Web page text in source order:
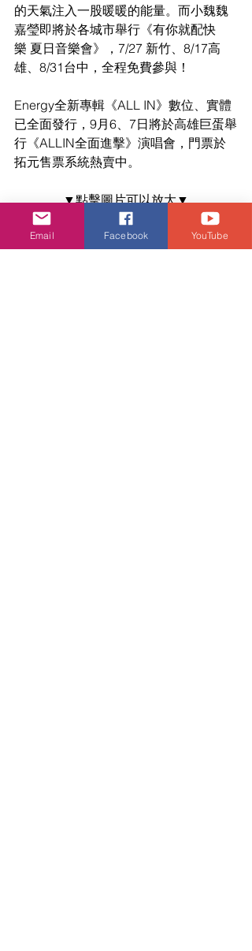
的天氣注入一股暖暖的能量。而小魏魏
嘉瑩即將於各城市舉行《有你就配快
樂 夏日音樂會》，7/27 新竹、8/17高
雄、8/31台中，全程免費參與！
Energy全新專輯《ALL IN》數位、實體
已全面發行，9月6、7日將於高雄巨蛋舉
行《ALLIN全面進擊》演唱會，門票於
拓元售票系統熱賣中。
▼點擊圖片可以放大▼
Email Facebook YouTube